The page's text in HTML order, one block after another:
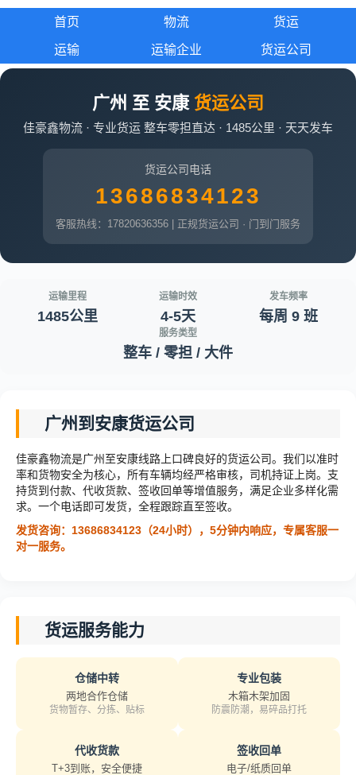
首页 物流 货运
运输 运输企业 货运公司
广州 至 安康 货运公司
佳豪鑫物流 · 专业货运 整车零担直达 · 1485公里 · 天天发车
货运公司电话
13686834123
客服热线：17820636356 | 正规货运公司 · 门到门服务
运输里程
1485公里
运输时效
4-5天
发车频率
每周 9 班
服务类型
整车 / 零担 / 大件
广州到安康货运公司
佳豪鑫物流是广州至安康线路上口碑良好的货运公司。我们以准时
率和货物安全为核心，所有车辆均经严格审核，司机持证上岗。支
持货到付款、代收货款、签收回单等增值服务，满足企业多样化需
求。一个电话即可发货，全程跟踪直至签收。
发货咨询：13686834123（24小时），5分钟内响应，专属客服一
对一服务。
货运服务能力
仓储中转
两地合作仓储
货物暂存、分拣、贴标
专业包装
木箱木架加固
防震防潮，易碎品打托
代收货款
T+3到账，安全便捷
签收回单
电子/纸质回单